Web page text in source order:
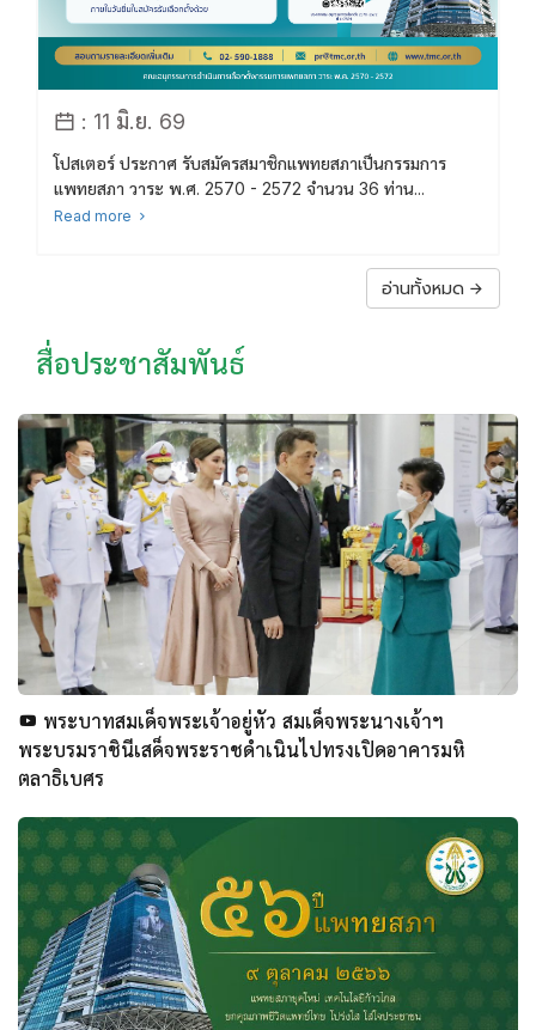
: 11 มิ.ย. 69
โปสเตอร์ ประกาศ รับสมัครสมาชิกแพทยสภาเป็นกรรมการ
แพทยสภา วาระ พ.ศ. 2570 - 2572 จำนวน 36 ท่าน...
Read more
อ่านทั้งหมด
สื่อประชาสัมพันธ์
พระบาทสมเด็จพระเจ้าอยู่หัว สมเด็จพระนางเจ้าฯ
พระบรมราชินีเสด็จพระราชดำเนินไปทรงเปิดอาคารมหิ
ตลาธิเบศร